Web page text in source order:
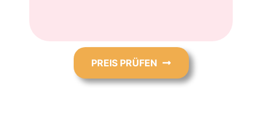
PREIS PRÜFEN